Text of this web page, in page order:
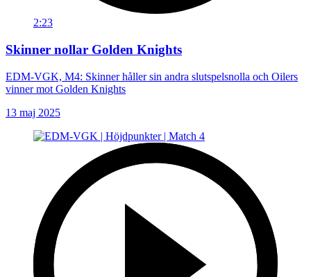
2:23
Skinner nollar Golden Knights
EDM-VGK, M4: Skinner håller sin andra slutspelsnolla och Oilers
vinner mot Golden Knights
13 maj 2025